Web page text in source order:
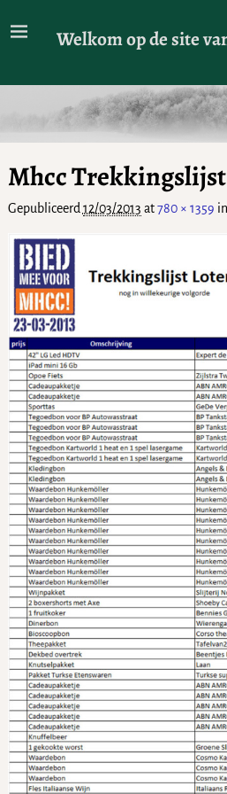
Welkom op de site
Mhcc Trekkingslijst
Gepubliceerd 12/03/2013 at780 × 1359 in